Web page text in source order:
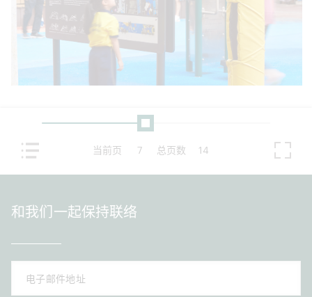
当前页 7 总页数 14
和我们一起保持联络